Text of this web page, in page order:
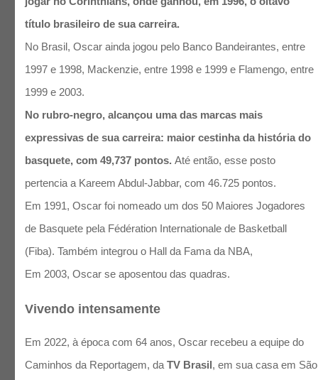
título brasileiro de sua carreira.
​​No Brasil, Oscar ainda jogou pelo Banco Bandeirantes, entre
1997 e 1998, Mackenzie, entre 1998 e 1999 e Flamengo, entre
1999 e 2003.
No rubro-negro, alcançou uma das marcas mais
expressivas de sua carreira: maior cestinha da história do
basquete, com 49,737 pontos. Até então, esse posto
pertencia a Kareem Abdul-Jabbar, com 46.725 pontos.
Em 1991, Oscar foi nomeado um dos 50 Maiores Jogadores
de Basquete pela Fédération Internationale de Basketball
(Fiba). Também integrou o Hall da Fama da NBA,
Em 2003, Oscar se aposentou das quadras.
Vivendo intensamente
Em 2022, à época com 64 anos, Oscar recebeu a equipe do
Caminhos da Reportagem, daTV Brasil, em sua casa em São